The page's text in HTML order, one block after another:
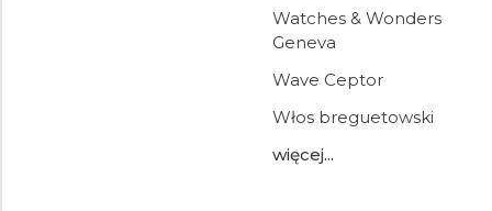
Watches & Wonders
Geneva
Wave Ceptor
Włos breguetowski
więcej...